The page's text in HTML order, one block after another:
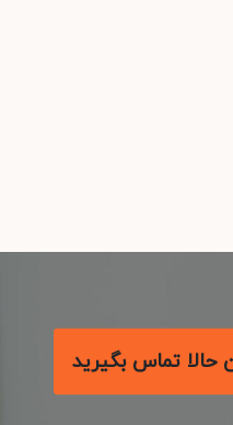
تماس بگیرید